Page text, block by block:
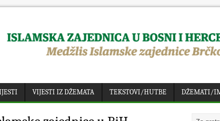
VIJESTI IZ DŽEMATA TEKSTOVI/HUTBE DŽEMATI/